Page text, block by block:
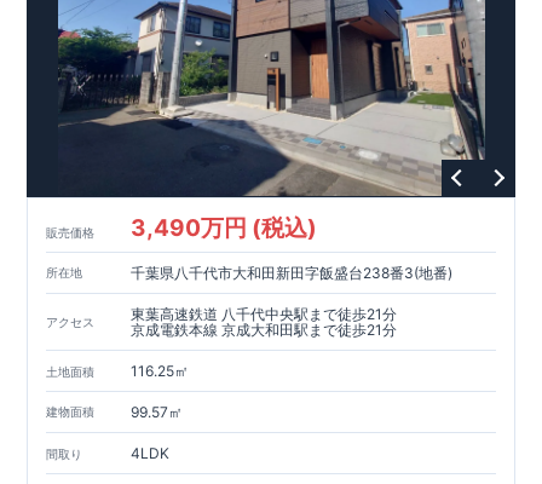
販売価格 3,490万円 (税込)
所在地 千葉県八千代市大和田新田字飯盛台238番3(地番)
アクセス
東葉高速鉄道 八千代中央駅まで徒歩21分
京成電鉄本線 京成大和田駅まで徒歩21分
土地面積 116.25㎡
建物面積 99.57㎡
間取り 4LDK